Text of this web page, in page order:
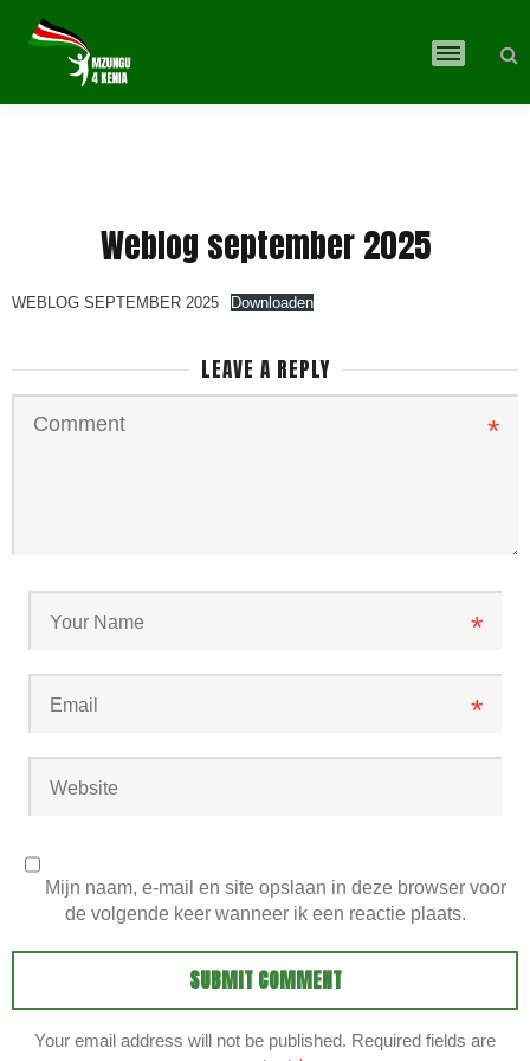
Main
Weblog september 2025
WEBLOG SEPTEMBER 2025 Downloaden
LEAVE A REPLY
*
*
*
Mijn naam, e-mail en site opslaan in deze browser voor
de volgende keer wanneer ik een reactie plaats.
Your email address will not be published. Required fields are